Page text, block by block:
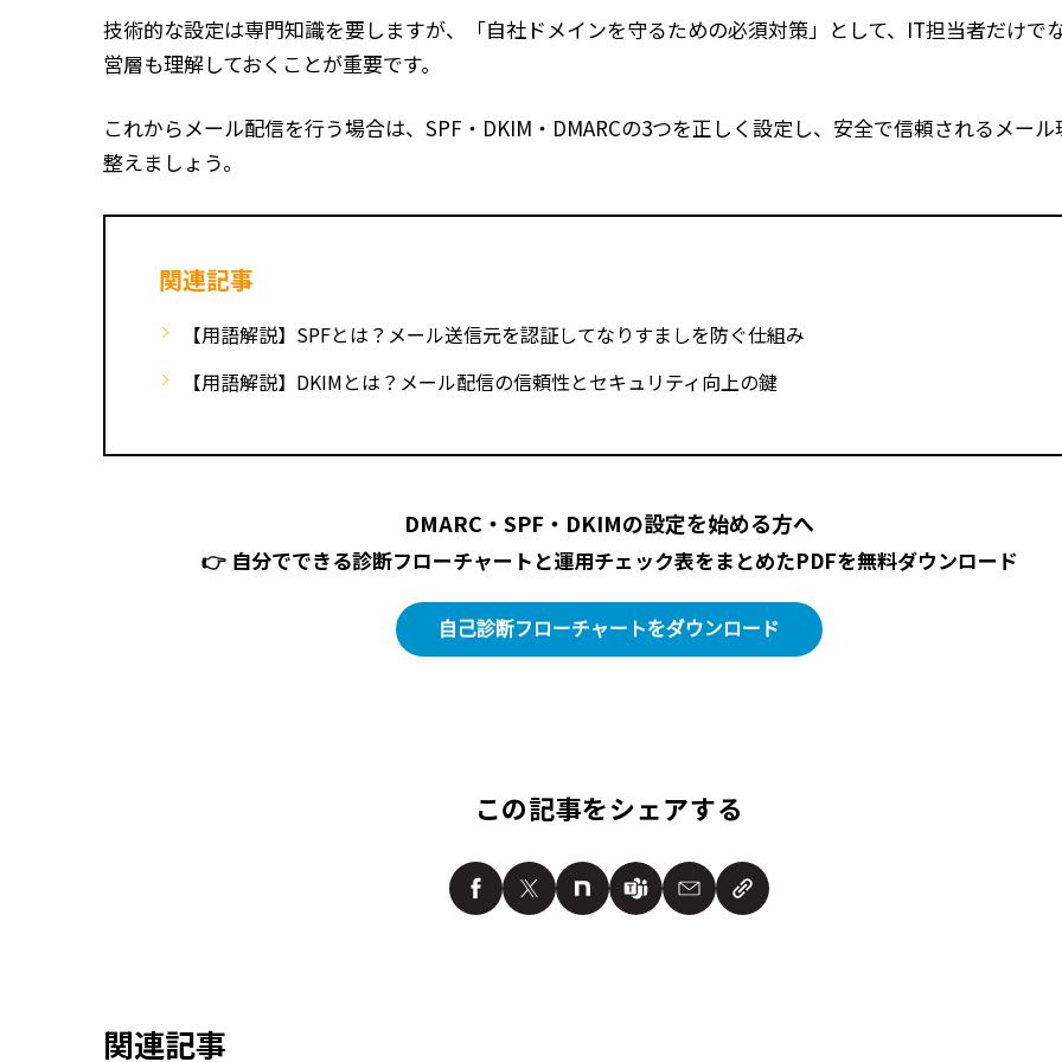
技術的な設定は専門知識を要しますが、「自社ドメインを守るための必須対策」として、IT担当者だけで
営層も理解しておくことが重要です。
これからメール配信を行う場合は、SPF・DKIM・DMARCの3つを正しく設定し、安全で信頼されるメール
整えましょう。
関連記事
【用語解説】SPFとは？メール送信元を認証してなりすましを防ぐ仕組み
【用語解説】DKIMとは？メール配信の信頼性とセキュリティ向上の鍵
DMARC・SPF・DKIMの設定を始める方へ
👉 自分でできる診断フローチャートと運用チェック表をまとめたPDFを無料ダウンロード
この記事をシェアする
関連記事